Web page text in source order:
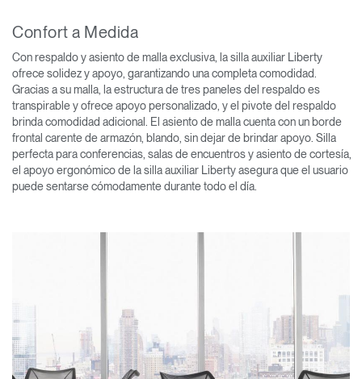
Confort a Medida
Con respaldo y asiento de malla exclusiva, la silla auxiliar Liberty
ofrece solidez y apoyo, garantizando una completa comodidad.
Gracias a su malla, la estructura de tres paneles del respaldo es
transpirable y ofrece apoyo personalizado, y el pivote del respaldo
brinda comodidad adicional. El asiento de malla cuenta con un borde
frontal carente de armazón, blando, sin dejar de brindar apoyo. Silla
perfecta para conferencias, salas de encuentros y asiento de cortesía,
el apoyo ergonómico de la silla auxiliar Liberty asegura que el usuario
puede sentarse cómodamente durante todo el día.